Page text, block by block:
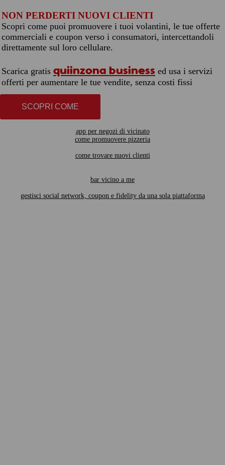
NON PERDERTI NUOVI CLIENTI
Scopri come puoi promuovere i tuoi volantini, le tue offerte
commerciali e coupon verso i consumatori, intercettandoli
direttamente sul loro cellulare.
Scarica gratis quiinzona business ed usa i servizi
offerti per aumentare le tue vendite, senza costi fissi
SCOPRI COME
app per negozi di vicinato
come promuovere pizzeria
come trovare nuovi clienti
bar vicino a me
gestisci social network, coupon e fidelity da una sola piattaforma